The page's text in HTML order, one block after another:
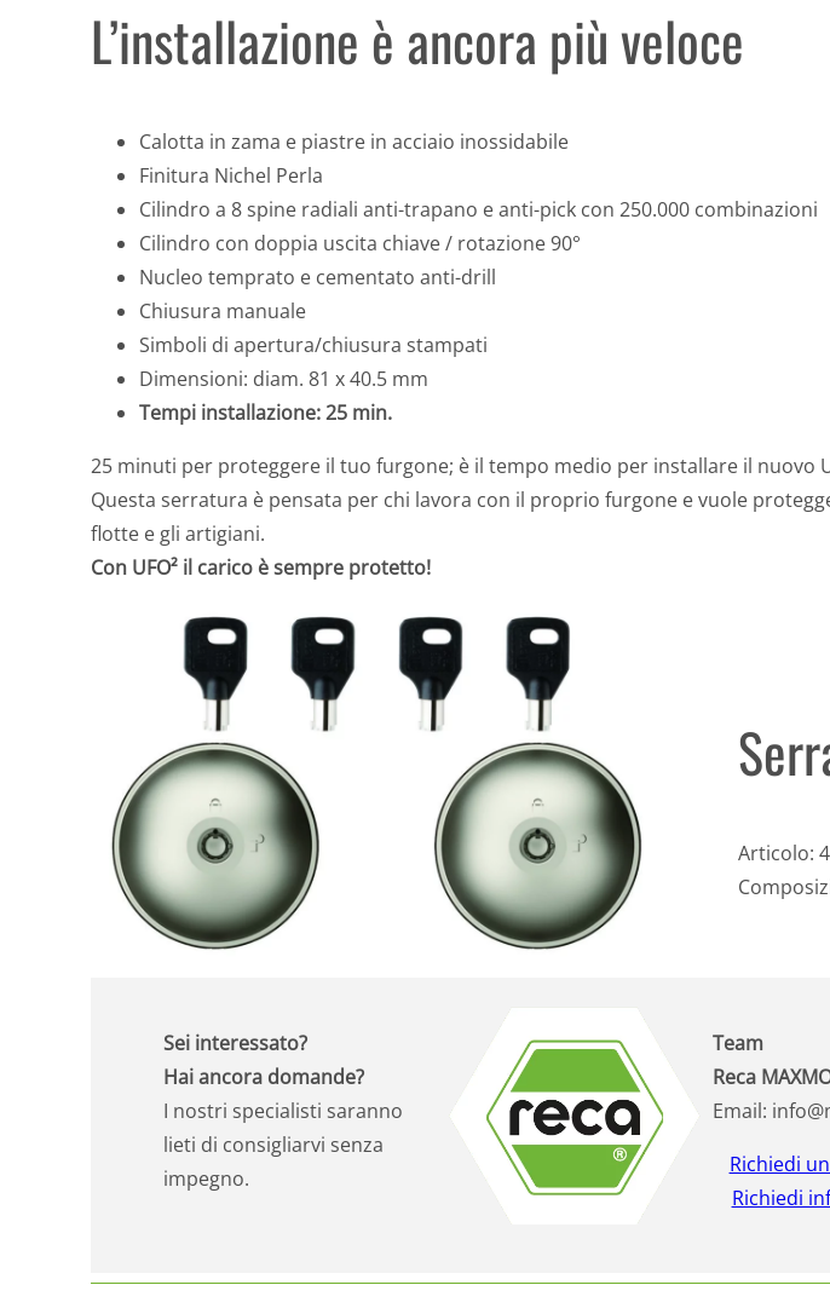
L’installazione è ancora più veloce
Calotta in zama e piastre in acciaio inossidabile
Finitura Nichel Perla
Cilindro a 8 spine radiali anti-trapano e anti-pick con 250.000 combinazioni
Cilindro con doppia uscita chiave / rotazione 90°
Nucleo temprato e cementato anti-drill
Chiusura manuale
Simboli di apertura/chiusura stampati
Dimensioni: diam. 81 x 40.5 mm
Tempi installazione: 25 min.
25 minuti per proteggere il tuo furgone; è il tempo medio per installare il nuovo
Questa serratura è pensata per chi lavora con il proprio furgone e vuole
flotte e gli artigiani.
Con UFO² il carico è sempre protetto!
Articolo:
Sei interessato?
Hai ancora domande?
I nostri specialisti saranno
lieti di consigliarvi senza
impegno.
Team
Reca
Email:
Richiedi
Richiedi